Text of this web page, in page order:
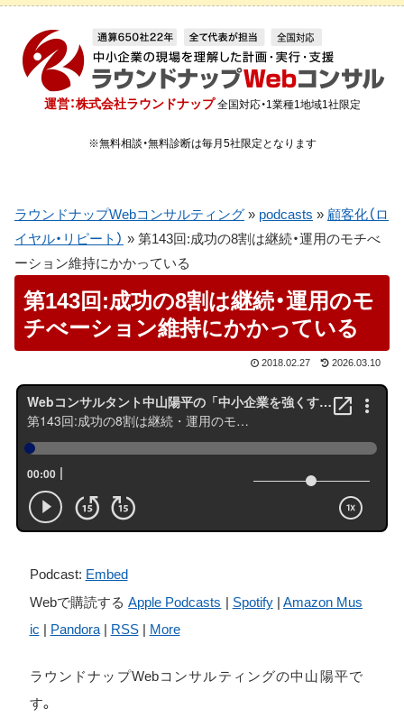
運営：株式会社ラウンドナップ 全国対応・1業種1地域1社限定
※無料相談・無料診断は毎月5社限定となります
ラウンドナップWebコンサルティング » podcasts » 顧客化（ロ
イヤル・リピート） » 第143回:成功の8割は継続・運用のモチべ
ーション維持にかかっている
第143回:成功の8割は継続・運用のモ
チべーション維持にかかっている
2018.02.27 2026.03.10
Podcast: Embed
Webで購読するApple Podcasts | Spotify| Amazon Mus
ic | Pandora| RSS| More
ラウンドナップWebコンサルティングの中山陽平で
す。